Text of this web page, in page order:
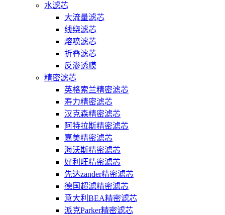
水滤芯
大流量滤芯
线绕滤芯
熔喷滤芯
折叠滤芯
反渗透膜
精密滤芯
英格索兰精密滤芯
寿力精密滤芯
汉克森精密滤芯
阿特拉斯精密滤芯
嘉美精密滤芯
海沃斯精密滤芯
好利旺精密滤芯
先达zander精密滤芯
德国超滤精密滤芯
意大利BEA精密滤芯
派克Parker精密滤芯